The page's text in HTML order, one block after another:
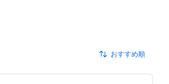
おすすめ順